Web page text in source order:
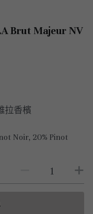
Brut Majeur NV
拉香檳
Noir, 20% Pinot